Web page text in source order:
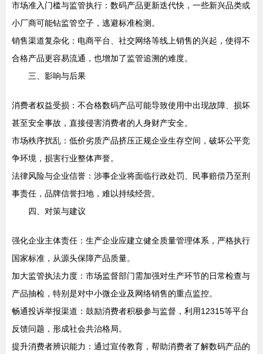
市场准入门槛与监管执行：数码产品更新迭代快，一些新兴品类或
小厂商可能钻监管空子，逃避标准检测。
销售渠道复杂化：电商平台、社交网络等线上销售的兴起，使得不
合格产品更容易流通，也增加了监管追溯的难度。
三、影响与后果
消费者权益受损：不合格数码产品可能导致使用中出现故障、损坏
甚至安全事故，直接侵害消费者的人身财产安全。
市场秩序扰乱：低价劣质产品挤压正规企业生存空间，破坏公平竞
争环境，损害行业整体声誉。
法律风险与企业信誉：涉事企业将面临行政处罚、民事赔偿乃至刑
事责任，品牌信誉扫地，难以持续经营。
四、对策与建议
强化企业主体责任：生产企业应建立健全质量管理体系，严格执行
国家标准，从源头保障产品质量。
加大监管执法力度：市场监督部门需加强对生产环节的日常检查与
产品抽检，特别是对中小微企业及网络销售的重点监控。
畅通投诉举报渠道：鼓励消费者积极参与监督，利用12315等平台
反馈问题，形成社会共治格局。
提升消费者辨识能力：通过宣传教育，帮助消费者了解数码产品的